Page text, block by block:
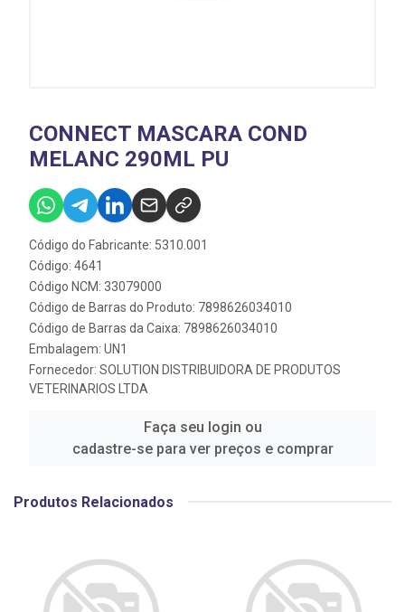
CONNECT MASCARA COND
MELANC 290ML PU
Código do Fabricante: 5310.001
Código: 4641
Código NCM: 33079000
Código de Barras do Produto: 7898626034010
Código de Barras da Caixa: 7898626034010
Embalagem: UN1
Fornecedor: SOLUTION DISTRIBUIDORA DE PRODUTOS
VETERINARIOS LTDA
Faça seu login ou
cadastre-se para ver preços e comprar
Produtos Relacionados